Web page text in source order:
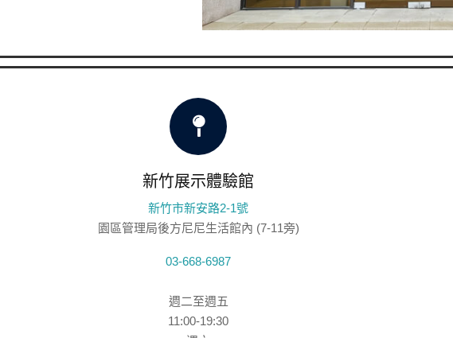
新竹展示體驗館
新竹市新安路2-1號
園區管理局後方尼尼生活館內 (7-11旁)
03-668-6987
週二至週五
11:00-19:30